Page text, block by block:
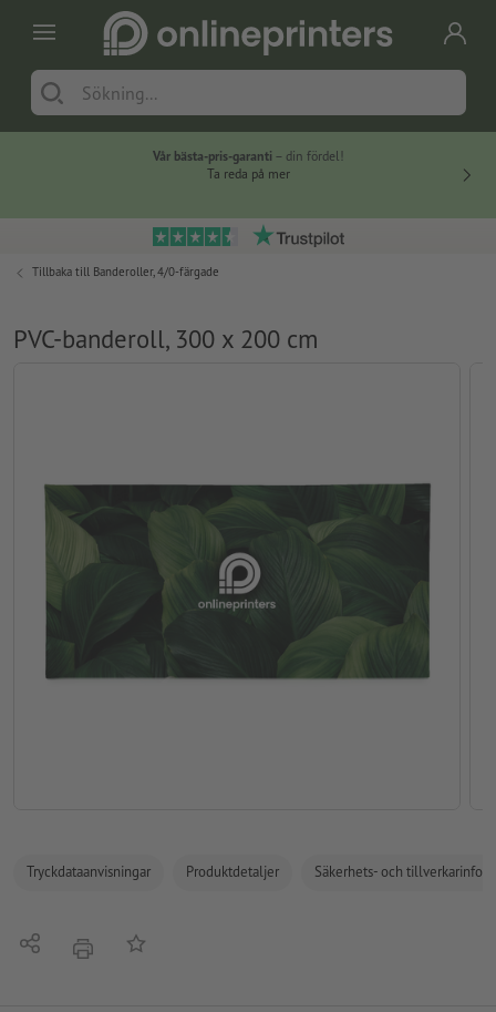
Vår bästa-pris-garanti – din fördel!
Ta reda på mer
Tillbaka till Banderoller, 4/0-färgade
PVC-banderoll, 300 x 200 cm
Tryckdataanvisningar Produktdetaljer Säkerhets- och
Dela erbjudandePå anteckningslistan